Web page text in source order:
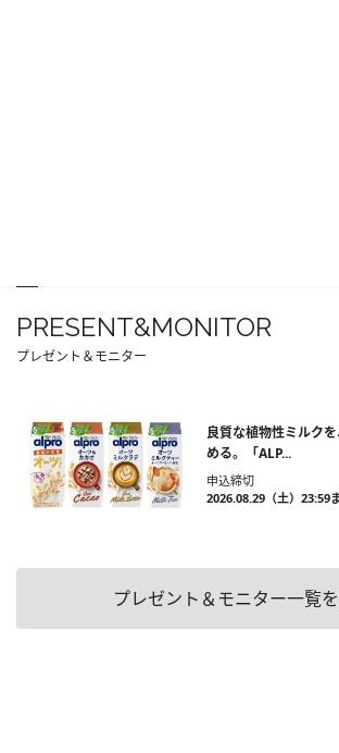
PRESENT&MONITOR
プレゼント＆モニター
良質な植物性ミルク
める。「ALP...
申込締切
2026.08.29（土）23:59
プレゼント＆モニター一覧